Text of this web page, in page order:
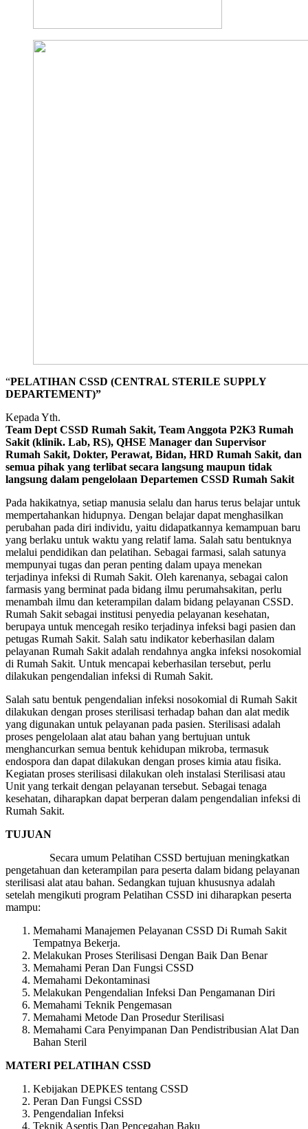
“PELATIHAN CSSD (CENTRAL STERILE SUPPLY
DEPARTEMENT)”
Kepada Yth.
Team Dept CSSD Rumah Sakit, Team Anggota P2K3 Rumah
Sakit (klinik. Lab, RS), QHSE Manager dan Supervisor
Rumah Sakit, Dokter, Perawat, Bidan, HRD Rumah Sakit, dan
semua pihak yang terlibat secara langsung maupun tidak
langsung dalam pengelolaan Departemen CSSD Rumah Sakit
Pada hakikatnya, setiap manusia selalu dan harus terus belajar untuk
mempertahankan hidupnya. Dengan belajar dapat menghasilkan
perubahan pada diri individu, yaitu didapatkannya kemampuan baru
yang berlaku untuk waktu yang relatif lama. Salah satu bentuknya
melalui pendidikan dan pelatihan. Sebagai farmasi, salah satunya
mempunyai tugas dan peran penting dalam upaya menekan
terjadinya infeksi di Rumah Sakit. Oleh karenanya, sebagai calon
farmasis yang berminat pada bidang ilmu perumahsakitan, perlu
menambah ilmu dan keterampilan dalam bidang pelayanan CSSD.
Rumah Sakit sebagai institusi penyedia pelayanan kesehatan,
berupaya untuk mencegah resiko terjadinya infeksi bagi pasien dan
petugas Rumah Sakit. Salah satu indikator keberhasilan dalam
pelayanan Rumah Sakit adalah rendahnya angka infeksi nosokomial
di Rumah Sakit. Untuk mencapai keberhasilan tersebut, perlu
dilakukan pengendalian infeksi di Rumah Sakit.
Salah satu bentuk pengendalian infeksi nosokomial di Rumah Sakit
dilakukan dengan proses sterilisasi terhadap bahan dan alat medik
yang digunakan untuk pelayanan pada pasien. Sterilisasi adalah
proses pengelolaan alat atau bahan yang bertujuan untuk
menghancurkan semua bentuk kehidupan mikroba, termasuk
endospora dan dapat dilakukan dengan proses kimia atau fisika.
Kegiatan proses sterilisasi dilakukan oleh instalasi Sterilisasi atau
Unit yang terkait dengan pelayanan tersebut. Sebagai tenaga
kesehatan, diharapkan dapat berperan dalam pengendalian infeksi di
Rumah Sakit.
TUJUAN
Secara umum Pelatihan CSSD bertujuan meningkatkan
pengetahuan dan keterampilan para peserta dalam bidang pelayanan
sterilisasi alat atau bahan. Sedangkan tujuan khususnya adalah
setelah mengikuti program Pelatihan CSSD ini diharapkan peserta
mampu:
Memahami Manajemen Pelayanan CSSD Di Rumah Sakit
Tempatnya Bekerja.
Melakukan Proses Sterilisasi Dengan Baik Dan Benar
Memahami Peran Dan Fungsi CSSD
Memahami Dekontaminasi
Melakukan Pengendalian Infeksi Dan Pengamanan Diri
Memahami Teknik Pengemasan
Memahami Metode Dan Prosedur Sterilisasi
Memahami Cara Penyimpanan Dan Pendistribusian Alat Dan
Bahan Steril
MATERI PELATIHAN CSSD
Kebijakan DEPKES tentang CSSD
Peran Dan Fungsi CSSD
Pengendalian Infeksi
Teknik Aseptis Dan Pencegahan Baku